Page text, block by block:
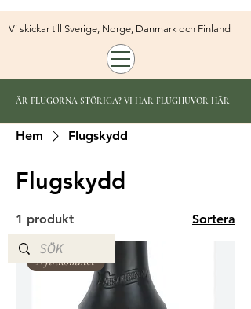
Vi skickar till Sverige, Norge, Danmark och Finland
ÄR FLUGORNA STÖRIGA? VI HAR FLUGHUVOR HÄR
Hem Flugskydd
Flugskydd
1 produkt Sortera
Nyinkommet